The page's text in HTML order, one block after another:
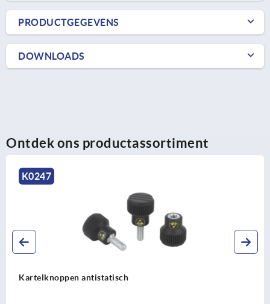
PRODUCTGEGEVENS
DOWNLOADS
Ontdek ons productassortiment
K0247
Kartelknoppen antistatisch